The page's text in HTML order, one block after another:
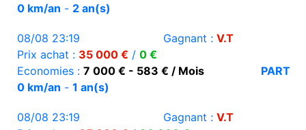
0 km/an - 2 an(s)
08/08 23:19 Gagnant : V.T
Prix achat : 35 000 € / 0 €
Economies : 7 000 € - 583 € / Mois
PART
0 km/an - 1 an(s)
08/08 23:19 Gagnant : V.T